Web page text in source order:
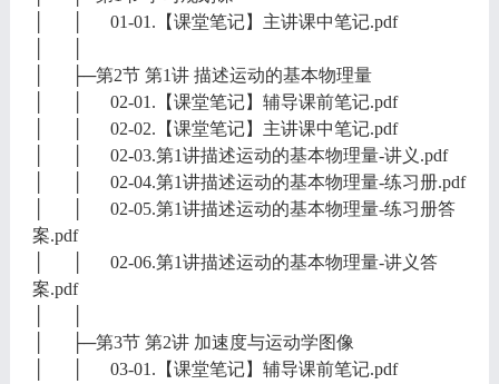
│ │ 01-01.【课堂笔记】主讲课中笔记.pdf
│ ├─第2节 第1讲 描述运动的基本物理量
│ │ 02-01.【课堂笔记】辅导课前笔记.pdf
│ │ 02-02.【课堂笔记】主讲课中笔记.pdf
│ │ 02-03.第1讲描述运动的基本物理量-讲义.pdf
│ │ 02-04.第1讲描述运动的基本物理量-练习册.pdf
│ │ 02-05.第1讲描述运动的基本物理量-练习册答
案.pdf
│ │ 02-06.第1讲描述运动的基本物理量-讲义答
案.pdf
│ ├─第3节 第2讲 加速度与运动学图像
│ │ 03-01.【课堂笔记】辅导课前笔记.pdf